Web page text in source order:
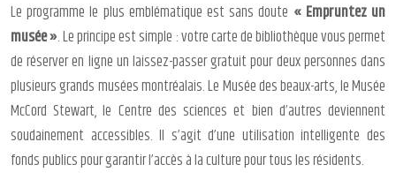
Le programme le plus emblématique est sans doute « Empruntez un
musée ». Le principe est simple : votre carte de bibliothèque vous permet
de réserver en ligne un laissez-passer gratuit pour deux personnes dans
plusieurs grands musées montréalais. Le Musée des beaux-arts, le Musée
McCord Stewart, le Centre des sciences et bien d’autres deviennent
soudainement accessibles. Il s’agit d’une utilisation intelligente des
fonds publics pour garantir l’accès à la culture pour tous les résidents.